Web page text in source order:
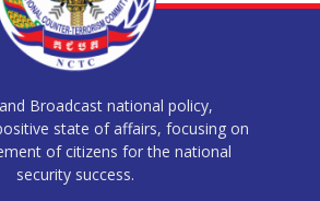
Broadcast national policy,
state of affairs, focusing on
of citizens for the national
security success.